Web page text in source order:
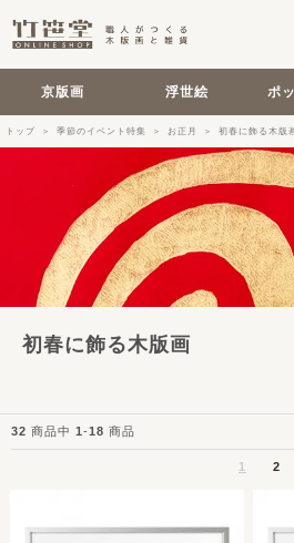
京版画 浮世絵 ポ
トップ 季節のイベント特集 お正月 初春に飾る木版
初春に飾る木版画
32 商品中 1-18 商品
1 2